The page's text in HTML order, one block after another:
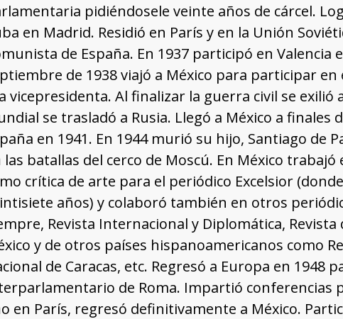
pidiéndosele veinte años de cárcel.
en Madrid. Residió en París y en la Unión
de España. En 1937 participó en
de 1938 viajó a México para participar
vicepresidenta. Al finalizar la guerra civil se exilió
se trasladó a Rusia. Llegó a México a finales
en 1941. En 1944 murió su hijo, Santiago de
las batallas del cerco de Moscú. En México
crítica de arte para el periódico Excelsior
años) y colaboró también en otros
Revista Internacional y Diplomática,
y de otros países hispanoamericanos como
de Caracas, etc. Regresó a Europa en 1948
de Roma. Impartió conferencias
en París, regresó definitivamente a México.